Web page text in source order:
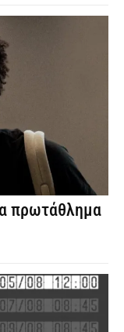
πρωτάθλημα